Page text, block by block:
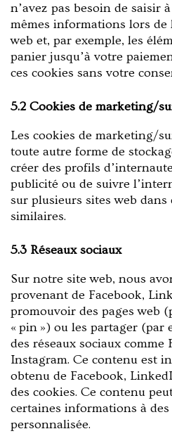
n’avez pas besoin de saisir
mêmes informations lors
web et, par exemple, les
panier jusqu’à votre
ces cookies sans votre
5.2 Cookies de marketing/
Les cookies de marketing/
toute autre forme de
créer des profils
publicité ou de suivre
sur plusieurs sites web
similaires.
5.3 Réseaux sociaux
Sur notre site web, nous
provenant de Facebook,
promouvoir des pages web
« pin ») ou les partager (par
des réseaux sociaux
Instagram. Ce contenu est
obtenu de Facebook,
des cookies. Ce contenu
certaines informations à
personnalisée.